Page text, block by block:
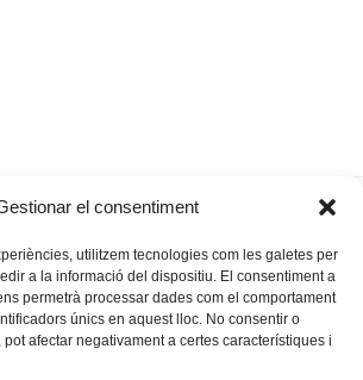
el consentiment
utilitzem tecnologies com les galetes per
a la informació del dispositiu. El consentiment a
permetrà processar dades com el comportament
únics en aquest lloc. No consentir o
afectar negativament a certes característiques i
next majoria d’edat